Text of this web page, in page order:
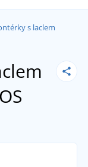
s laclem